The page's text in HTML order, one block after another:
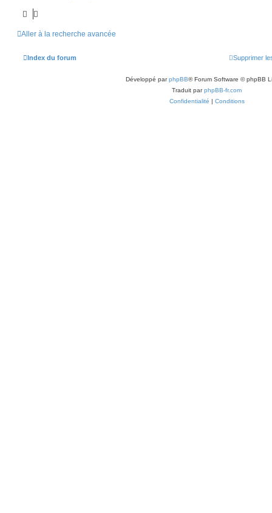
Aller à la recherche avancée
Index du forum Supprimer
Développé parphpBB® Forum Software © phpBB
Traduit parphpBB-fr.com
Confidentialité | Conditions